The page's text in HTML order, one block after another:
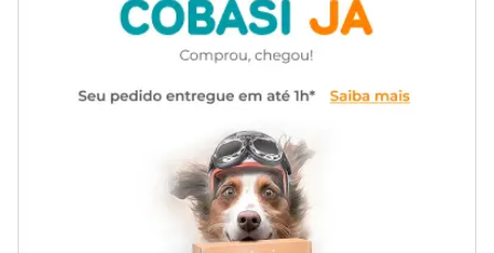
Cuidados
Quando verificar que refil do filtro está saturado, desligue o filtro,
abra a tampa e substitua o refil por um novo. Após a troca,
complete a água do filtro e volte a ligar na tomada.